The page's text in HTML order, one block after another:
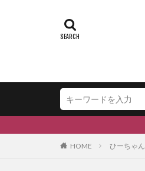
HOME ひーちゃん